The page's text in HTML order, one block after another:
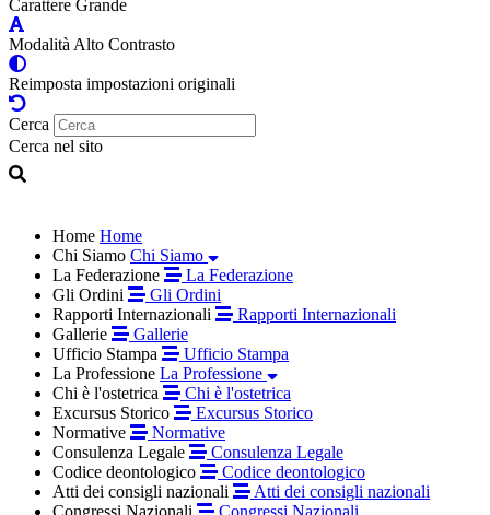
Carattere Grande
Modalità Alto Contrasto
Reimposta impostazioni originali
Cerca
Cerca nel sito
Home Home
Chi Siamo Chi Siamo
La Federazione
La Federazione
Gli Ordini
Gli Ordini
Rapporti Internazionali
Rapporti Internazionali
Gallerie
Gallerie
Ufficio Stampa
Ufficio Stampa
La Professione La Professione
Chi è l'ostetrica
Chi è l'ostetrica
Excursus Storico
Excursus Storico
Normative
Normative
Consulenza Legale
Consulenza Legale
Codice deontologico
Codice deontologico
Atti dei consigli nazionali
Atti dei consigli nazionali
Congressi Nazionali
Congressi Nazionali